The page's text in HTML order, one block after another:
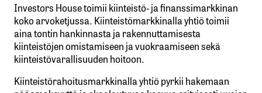
24.11.2025 at 13:08
Vastaa
Tuon jutun missasin, jos OP lisää
luotonantoaan niin muut seurannevat
Investors House toimii kiinteistö- ja finanssimarkkinan
koko arvoketjussa. Kiinteistömarkkinalla yhtiö toimii
aina tontin hankinnasta ja rakennuttamisesta
kiinteistöjen omistamiseen ja vuokraamiseen sekä
kiinteistövarallisuuden hoitoon.
Kiinteistörahoitusmarkkinalla yhtiö pyrkii hakemaan